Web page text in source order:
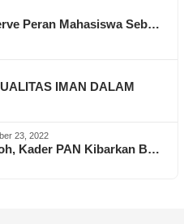
Peran Mahasiswa Seb…
IMAN DALAM
23, 2022
Kader PAN Kibarkan B…